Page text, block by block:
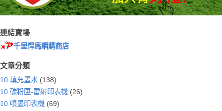
連結賣場
千里悍馬網購商店
文章分類
10 填充墨水 (138)
10 碳粉匣-雷射印表機 (26)
10 噴墨印表機 (69)